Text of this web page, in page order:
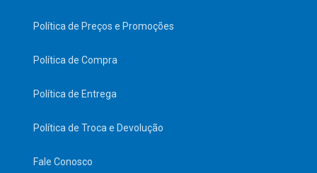
Política de Preços e Promoções
Política de Compra
Política de Entrega
Política de Troca e Devolução
Fale Conosco